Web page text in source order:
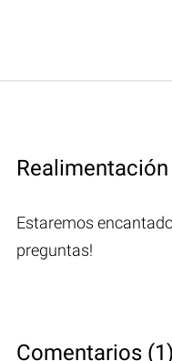
Realimentación
Estaremos
preguntas!
Comentarios (1)